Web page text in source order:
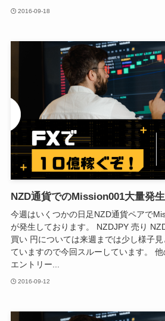
2016-09-18
NZD通貨でのMission001大量発生
今週はいくつかの日足NZD通貨ペアで
が発生しております。 NZDJPY 売り
買い 円については来週までは少し様子
ていますので今回スルーしています。
エントリー...
2016-09-12